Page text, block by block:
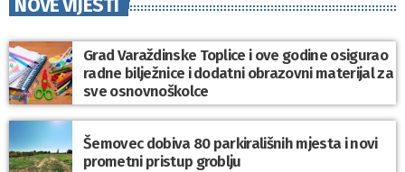
NOVE VIJESTI
Grad Varaždinske Toplice i ove godine osigurao
radne bilježnice i dodatni obrazovni materijal za
sve osnovnoškolce
Šemovec dobiva 80 parkirališnih mjesta i novi
prometni pristup groblju